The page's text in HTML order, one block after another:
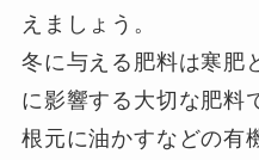
えましょう。
冬に与える肥料は寒肥
に影響する大切な肥料
根元に油かすなどの有